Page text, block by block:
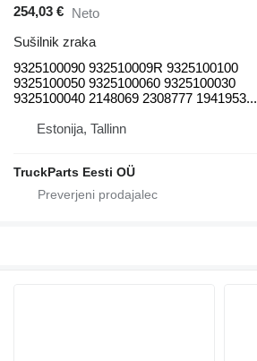
254,03 € Neto
Sušilnik zraka
9325100090 932510009R 9325100100
9325100050 9325100060 9325100030
9325100040 2148069 2308777 1941953...
Estonija, Tallinn
TruckParts Eesti OÜ